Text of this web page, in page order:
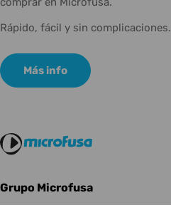
Rápido, fácil y sin complicaciones.
Más info
Grupo Microfusa